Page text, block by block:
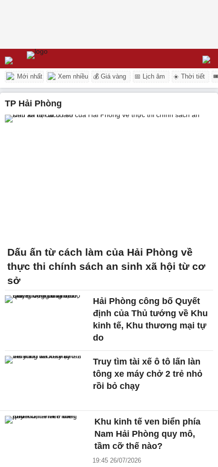
Mới nhất Xem nhiều 💰 Giá vàng 📅 Lịch âm ☀️ Thời tiết
TP Hải Phòng
Dấu ấn từ cách làm của Hải Phòng về
thực thi chính sách an sinh xã hội từ cơ
sở
Hải Phòng công bố Quyết
định của Thủ tướng về Khu
kinh tế, Khu thương mại tự
do
Truy tìm tài xế ô tô lấn làn
tông xe máy chở 2 trẻ nhỏ
rồi bỏ chạy
Khu kinh tế ven biển phía
Nam Hải Phòng quy mô,
tầm cỡ thế nào?
19:45 26/07/2026